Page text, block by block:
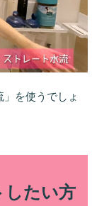
を使うでしょ
したい方